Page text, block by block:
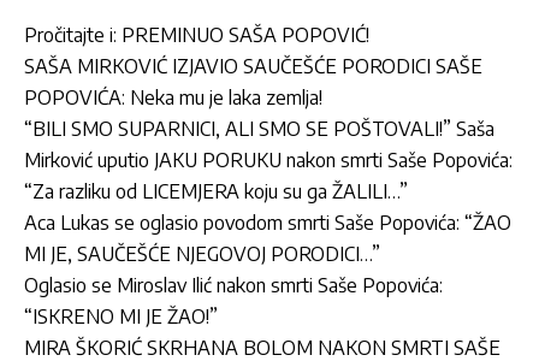
Pročitajte i: PREMINUO SAŠA POPOVIĆ!
SAŠA MIRKOVIĆ IZJAVIO SAUČEŠĆE PORODICI SAŠE
POPOVIĆA: Neka mu je laka zemlja!
“BILI SMO SUPARNICI, ALI SMO SE POŠTOVALI!” Saša
Mirković uputio JAKU PORUKU nakon smrti Saše Popovića:
“Za razliku od LICEMJERA koju su ga ŽALILI…”
Aca Lukas se oglasio povodom smrti Saše Popovića: “ŽAO
MI JE, SAUČEŠĆE NJEGOVOJ PORODICI…”
Oglasio se Miroslav Ilić nakon smrti Saše Popovića:
“ISKRENO MI JE ŽAO!”
MIRA ŠKORIĆ SKRHANA BOLOM NAKON SMRTI SAŠE